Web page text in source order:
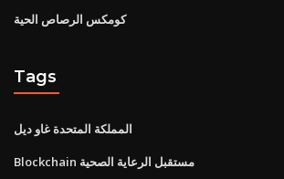
كومكس الرصاص الحية
Tags
المملكة المتحدة غاو ديل
Blockchain مستقبل الرعاية الصحية